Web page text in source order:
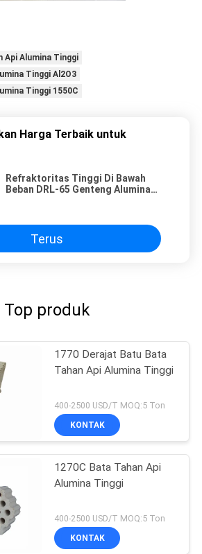
Api Alumina Tinggi
Tinggi Al2O3
Tinggi 1550C
Harga Terbaik untuk
Refraktoritas Tinggi Di Bawah
Beban DRL-65 Genteng Alumina
/ Tungku Suhu Tinggi
Terus
Top produk
1770 Derajat Batu Bata
Tahan Api Alumina Tinggi
400-2500 USD/T MOQ:5 Ton
KONTAK
1270C Bata Tahan Api
Alumina Tinggi
400-2500 USD/T MOQ:5 Ton
KONTAK